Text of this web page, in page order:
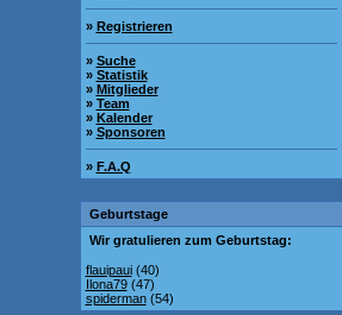
» Registrieren
» Suche
» Statistik
» Mitglieder
» Team
» Kalender
» Sponsoren
» F.A.Q
Geburtstage
Wir gratulieren zum Geburtstag:
flauipaui(40)
Ilona79(47)
spiderman(54)